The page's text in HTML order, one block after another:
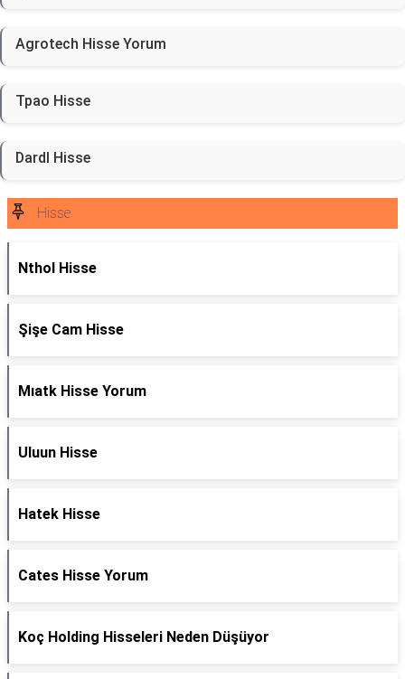
Agrotech Hisse Yorum
Tpao Hisse
Dardl Hisse
Hisse
Nthol Hisse
Şişe Cam Hisse
Mıatk Hisse Yorum
Uluun Hisse
Hatek Hisse
Cates Hisse Yorum
Koç Holding Hisseleri Neden Düşüyor